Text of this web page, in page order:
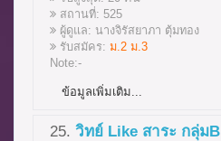
สถานที่: 525
ผู้ดูแล: นางจิรัสยาภา ตุ้มทอง
รับสมัคร: ม.2 ม.3
Note:-
ข้อมูลเพิ่มเติม...
25. วิทย์ Like สาระ กลุ่มB